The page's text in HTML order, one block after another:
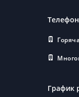
Телефон
График